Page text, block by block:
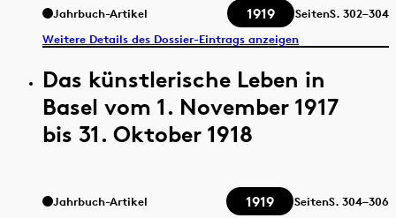
Jahrbuch-Artikel 1919 SeitenS. 302–304
Weitere Details des Dossier-Eintrags anzeigen
Das künstlerische Leben in
Basel vom 1. November 1917
bis 31. Oktober 1918
Jahrbuch-Artikel 1919 SeitenS. 304–306